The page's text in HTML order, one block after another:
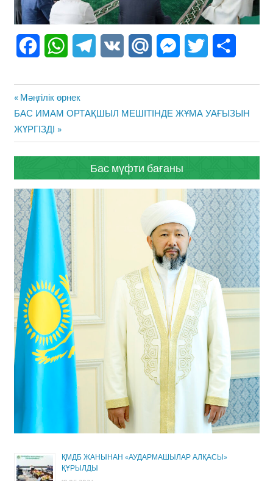
FacebookWhatsAppTelegram
VK Mail.Ru Messenger
Twitter
Жазба
навигациясы
Previous
Post:
Мәңгілік өрнек
Next
Post:
БАС ИМАМ ОРТАҚШЫЛ МЕШІТІНДЕ ЖҰМА УАҒЫЗЫН
ЖҮРГІЗДІ
Бас мүфти бағаны
ҚМДБ ЖАНЫНАН «АУДАРМАШЫЛАР АЛҚАСЫ»
ҚҰРЫЛДЫ